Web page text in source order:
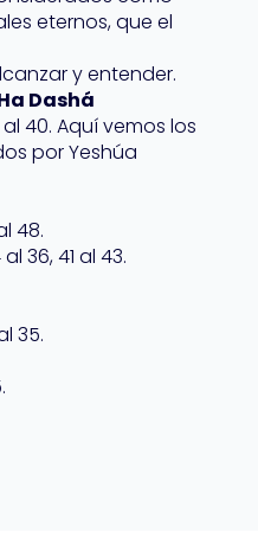
eternos, que el
y entender.
Dashá
40. Aquí vemos los
por Yeshúa
48.
36, 41 al 43.
35.